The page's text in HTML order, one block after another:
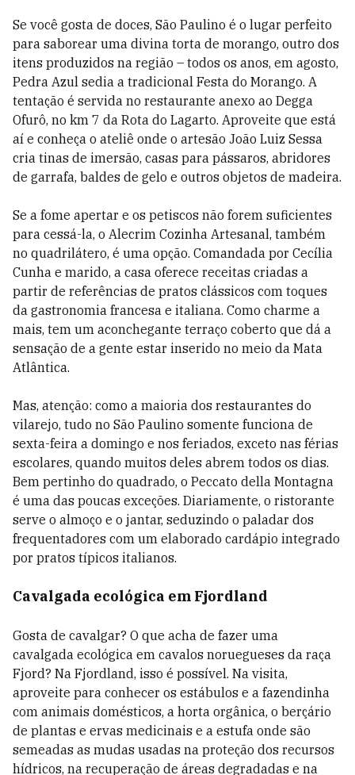
Se você gosta de doces, São Paulino é o lugar perfeito
para saborear uma divina torta de morango, outro dos
itens produzidos na região – todos os anos, em agosto,
Pedra Azul sedia a tradicional Festa do Morango. A
tentação é servida no restaurante anexo ao Degga
Ofurô, no km 7 da Rota do Lagarto. Aproveite que está
aí e conheça o ateliê onde o artesão João Luiz Sessa
cria tinas de imersão, casas para pássaros, abridores
de garrafa, baldes de gelo e outros objetos de madeira.
Se a fome apertar e os petiscos não forem suficientes
para cessá-la, o Alecrim Cozinha Artesanal, também
no quadrilátero, é uma opção. Comandada por Cecília
Cunha e marido, a casa oferece receitas criadas a
partir de referências de pratos clássicos com toques
da gastronomia francesa e italiana. Como charme a
mais, tem um aconchegante terraço coberto que dá a
sensação de a gente estar inserido no meio da Mata
Atlântica.
Mas, atenção: como a maioria dos restaurantes do
vilarejo, tudo no São Paulino somente funciona de
sexta-feira a domingo e nos feriados, exceto nas férias
escolares, quando muitos deles abrem todos os dias.
Bem pertinho do quadrado, o Peccato della Montagna
é uma das poucas exceções. Diariamente, o ristorante
serve o almoço e o jantar, seduzindo o paladar dos
frequentadores com um elaborado cardápio integrado
por pratos típicos italianos.
Cavalgada ecológica em Fjordland
Gosta de cavalgar? O que acha de fazer uma
cavalgada ecológica em cavalos noruegueses da raça
Fjord? Na Fjordland, isso é possível. Na visita,
aproveite para conhecer os estábulos e a fazendinha
com animais domésticos, a horta orgânica, o berçário
de plantas e ervas medicinais e a estufa onde são
semeadas as mudas usadas na proteção dos recursos
hídricos, na recuperação de áreas degradadas e na